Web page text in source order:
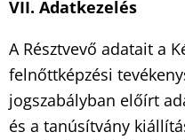
VII. Adatkezelés
A Résztvevő adatait a
felnőttképzési
jogszabályban előírt
és a tanúsítvány